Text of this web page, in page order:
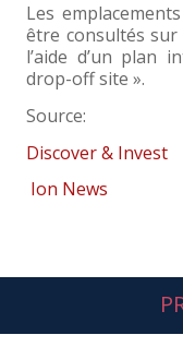
Les
être consultés
l’aide d’un plan
drop-off site ».
Source:
Discover & Invest
Ion News